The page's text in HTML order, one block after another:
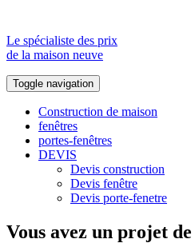
Le spécialiste des prix
de la maison neuve
Toggle navigation
Construction de maison
fenêtres
portes-fenêtres
DEVIS
Devis construction
Devis fenêtre
Devis porte-fenetre
Vous avez un projet